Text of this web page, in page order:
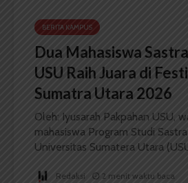
BERITA KAMPUS
Dua Mahasiswa
USU Raih Juara di
Sumatra Utara 2026
Oleh: Iyusarah Pakpahan USU,
mahasiswa Program Studi
Universitas Sumatera Utara
Redaksi 2 menit waktu baca